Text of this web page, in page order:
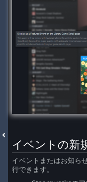
イベントの新
イベントまたはお知ら
行できます。